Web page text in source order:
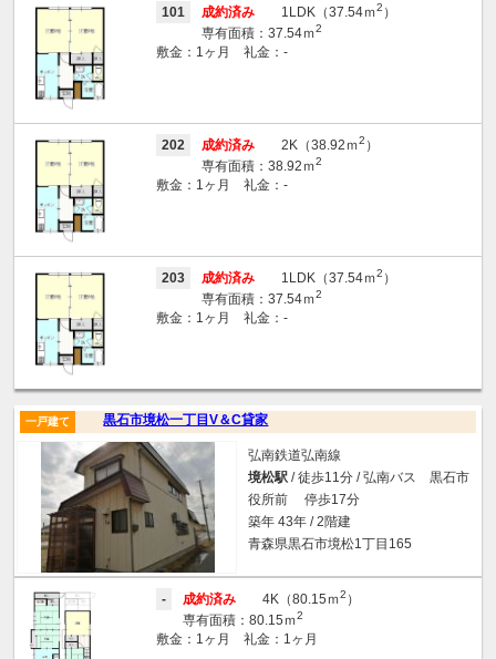
101 成約済み 1LDK（37.54ｍ2 ）
専有面積：37.54ｍ2
敷金：1ヶ月 礼金：-
202 成約済み 2K（38.92ｍ2 ）
専有面積：38.92ｍ2
敷金：1ヶ月 礼金：-
203 成約済み 1LDK（37.54ｍ2 ）
専有面積：37.54ｍ2
敷金：1ヶ月 礼金：-
黒石市境松一丁目V＆C貸家
一戸建て
弘南鉄道弘南線
境松駅 / 徒歩11分 / 弘南バス 黒石市
役所前 停歩17分
築年 43年 / 2階建
青森県黒石市境松1丁目165
- 成約済み 4K（80.15ｍ2 ）
専有面積：80.15ｍ2
敷金：1ヶ月 礼金：1ヶ月